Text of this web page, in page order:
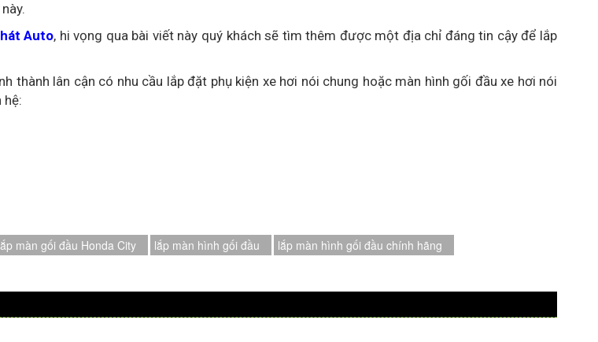
Auto, hi vọng qua bài viết này quý khách sẽ tìm thêm được một địa chỉ đáng tin cậy để lắp
thành lân cận có nhu cầu lắp đặt phụ kiện xe hơi nói chung hoặc màn hình gối đầu xe hơi nói
hệ:
màn gối đầu Honda City lắp màn hình gối đầu
lắp màn hình gối đầu chính hãng